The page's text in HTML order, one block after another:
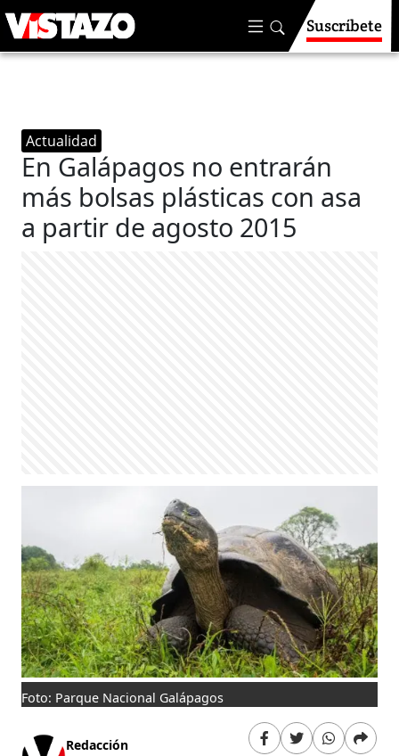
Suscríbete
Actualidad
En Galápagos no entrarán
más bolsas plásticas con asa
a partir de agosto 2015
Foto: Parque Nacional Galápagos
Redacción